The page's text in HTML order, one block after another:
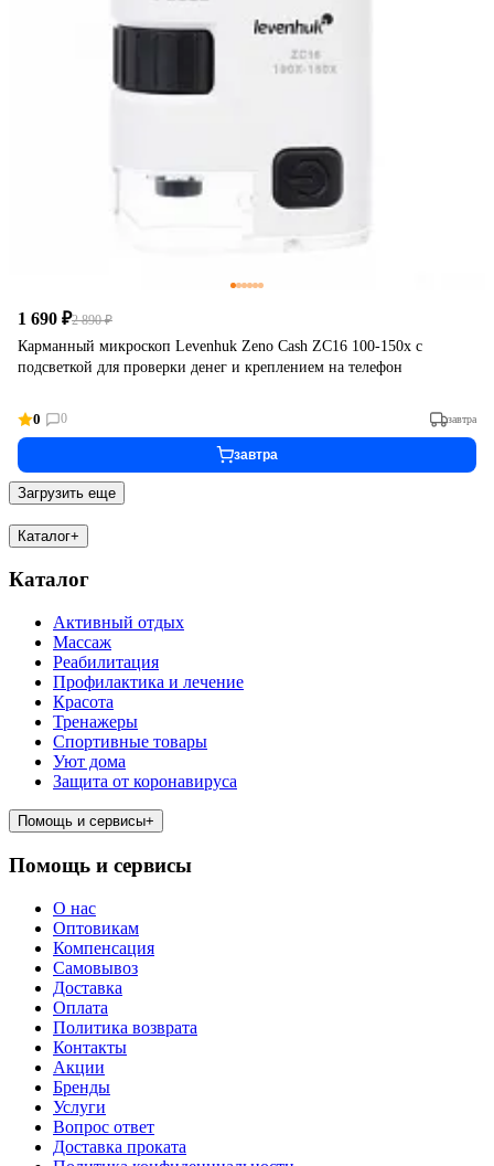
1 690 ₽2 890 ₽
Карманный микроскоп Levenhuk Zeno Cash ZC16 100-150x с
подсветкой для проверки денег и креплением на телефон
0 0 завтра
завтра
Загрузить еще
Каталог+
Каталог
Активный отдых
Массаж
Реабилитация
Профилактика и лечение
Красота
Тренажеры
Спортивные товары
Уют дома
Защита от коронавируса
Помощь и сервисы+
Помощь и сервисы
О нас
Оптовикам
Компенсация
Самовывоз
Доставка
Оплата
Политика возврата
Контакты
Акции
Бренды
Услуги
Вопрос ответ
Доставка проката